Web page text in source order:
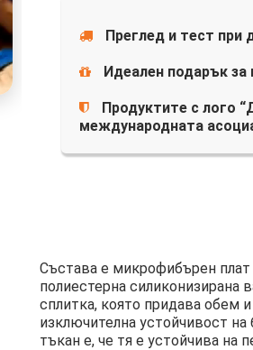
Преглед и тест при
Идеален подарък за
Продуктите с лого
международната
Състава е микрофибърен
полиестерна силиконизирана
сплитка, която придава обем
изключителна устойчивост
тъкан е, че тя е устойчива на